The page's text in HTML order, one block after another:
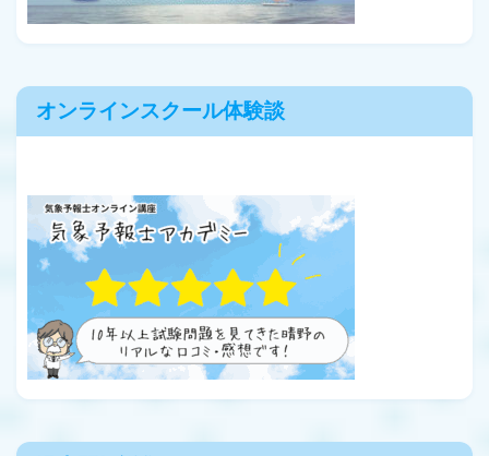
オンラインスクール体験談